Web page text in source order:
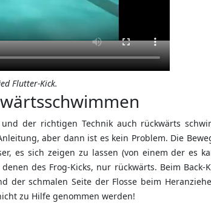
Flutter-Kick.
der richtigen Technik auch rückwärts
aber dann ist es kein Problem. Die
es sich zeigen zu lassen (von einem der es
des Frog-Kicks, nur rückwärts. Beim Back-
der schmalen Seite der Flosse beim
zu Hilfe genommen werden!